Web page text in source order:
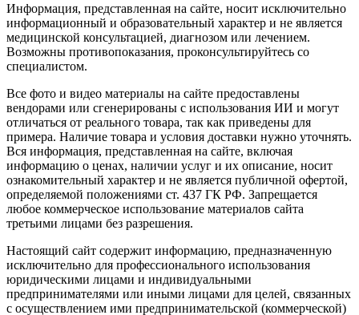
Информация, представленная на сайте, носит исключительно
информационный и образовательный характер и не является
медицинской консультацией, диагнозом или лечением.
Возможны противопоказания, проконсультируйтесь со
специалистом.
Все фото и видео материалы на сайте предоставлены
вендорами или сгенерированы с использования ИИ и могут
отличаться от реального товара, так как приведены для
примера. Наличие товара и условия доставки нужно уточнять.
Вся информация, представленная на сайте, включая
информацию о ценах, наличии услуг и их описание, носит
ознакомительный характер и не является публичной офертой,
определяемой положениями ст. 437 ГК РФ. Запрещается
любое коммерческое использование материалов сайта
третьими лицами без разрешения.
Настоящий сайт содержит информацию, предназначенную
исключительно для профессионального использования
юридическими лицами и индивидуальными
предпринимателями или иными лицами для целей, связанных
с осуществлением ими предпринимательской (коммерческой)